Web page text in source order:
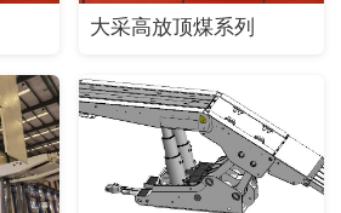
大采高放顶煤系列